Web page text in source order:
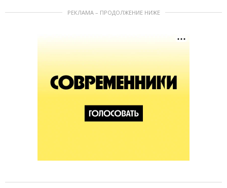
РЕКЛАМА – ПРОДОЛЖЕНИЕ НИЖЕ